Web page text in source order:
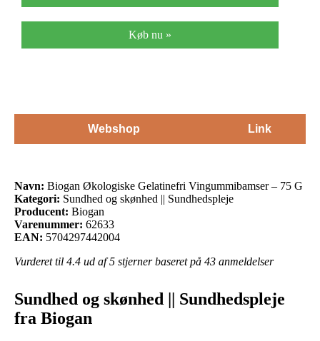
Køb nu »
Webshop Link
Navn: Biogan Økologiske Gelatinefri Vingummibamser – 75 G
Kategori: Sundhed og skønhed || Sundhedspleje
Producent: Biogan
Varenummer: 62633
EAN: 5704297442004
Vurderet til 4.4 ud af 5 stjerner baseret på 43 anmeldelser
Sundhed og skønhed || Sundhedspleje
fra Biogan